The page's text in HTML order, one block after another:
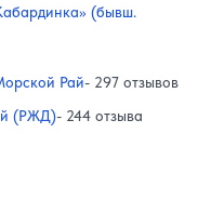
(бывш.
Рай- 297 отзывов
(РЖД)- 244 отзыва